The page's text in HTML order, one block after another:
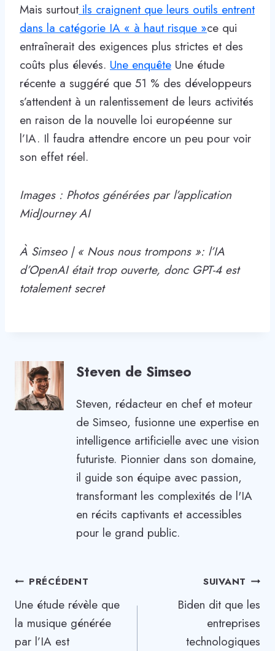
Mais surtout ils craignent que leurs outils entrent
dans la catégorie IA « à haut risque »ce qui
entraînerait des exigences plus strictes et des
coûts plus élevés. Une enquête Une étude
récente a suggéré que 51 % des développeurs
s’attendent à un ralentissement de leurs activités
en raison de la nouvelle loi européenne sur
l’IA. Il faudra attendre encore un peu pour voir
son effet réel.
Images : Photos générées par l’application
MidJourney AI
À Simseo | « Nous nous trompons »: l’IA
d’OpenAI était trop ouverte, donc GPT-4 est
totalement secret
Steven de Simseo
Steven, rédacteur en chef et moteur
de Simseo, fusionne une expertise en
intelligence artificielle avec une vision
futuriste. Pionnier dans son domaine,
il guide son équipe avec passion,
transformant les complexités de l'IA
en récits captivants et accessibles
pour le grand public.
Navigation
de
l’article
PRÉCÉDENT
Une étude révèle que
la musique générée
par l’IA est
SUIVANT
Biden dit que les
entreprises
technologiques